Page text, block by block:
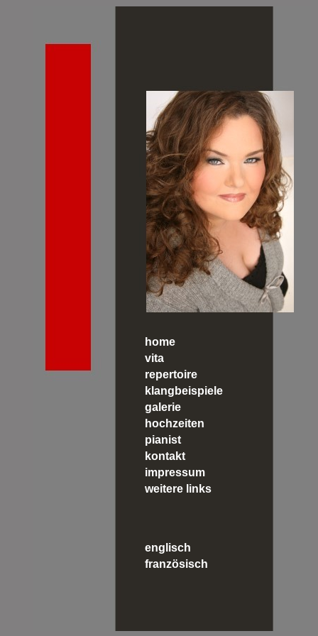
home
vita
repertoire
klangbeispiele
galerie
hochzeiten
pianist
kontakt
impressum
weitere links
englisch
französisch